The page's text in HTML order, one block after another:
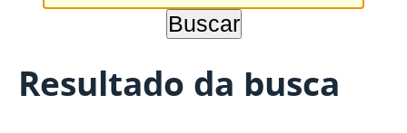
Resultado da busca